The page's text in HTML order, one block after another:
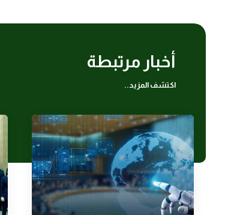
أخبار مرتبطة
اكتشف المزيد..